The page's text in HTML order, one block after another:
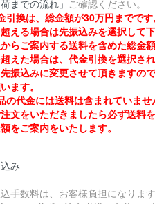
までの流れ」 ご確認ください。
引換は、総金額が30万円までで
える場合は先振込みを選択して下
らご案内する送料を含めた総金
えた場合は、代金引換を選択さ
振込みに変更させて頂きますの
ます。
の代金には送料は含まれていませ
文をいただきましたら必ず送料
をご案内をいたします。
み
手数料は、お客様負担になります